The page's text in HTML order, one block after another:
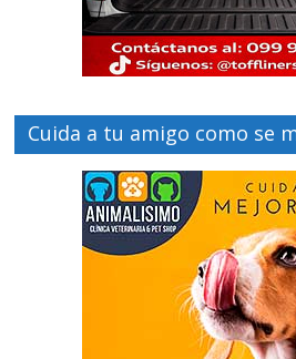
Cuida a tu amigo como se